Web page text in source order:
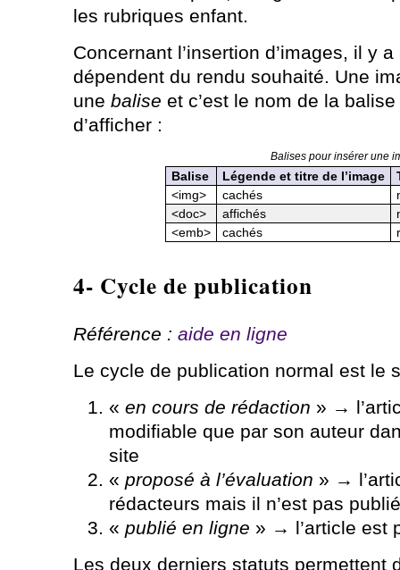
les rubriques enfant.
Concernant l’insertion d’images, il y
dépendent du rendu souhaité. Une
une balise et c’est le nom de la
d’afficher :
Balises pour insérer une
Balise Légende et titre de l’image
<img>
cachés
<doc>
affichés
<emb>
cachés
4- Cycle de publication
Référence : aide en ligne
Le cycle de publication normal est le
« en cours de rédaction » →
modifiable que par son auteur
site
« proposé à l’évaluation » →
rédacteurs mais il n’est pas
« publié en ligne » → l’article est
Les deux derniers statuts permettent